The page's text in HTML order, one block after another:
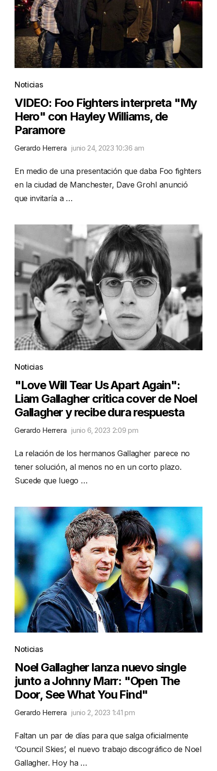
Noticias
VIDEO: Foo Fighters interpreta "My
Hero" con Hayley Williams, de
Paramore
Gerardo Herrera junio 24, 2023 10:36 am
En medio de una presentación que daba Foo fighters
en la ciudad de Manchester, Dave Grohl anunció
que invitaría a …
Noticias
"Love Will Tear Us Apart Again":
Liam Gallagher critica cover de Noel
Gallagher y recibe dura respuesta
Gerardo Herrera junio 6, 2023 2:09 pm
La relación de los hermanos Gallagher parece no
tener solución, al menos no en un corto plazo.
Sucede que luego …
Noticias
Noel Gallagher lanza nuevo single
junto a Johnny Marr: "Open The
Door, See What You Find"
Gerardo Herrera junio 2, 2023 1:41 pm
Faltan un par de días para que salga oficialmente
‘Council Skies’, el nuevo trabajo discográfico de Noel
Gallagher. Hoy ha …